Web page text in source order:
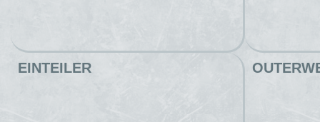
EINTEILER